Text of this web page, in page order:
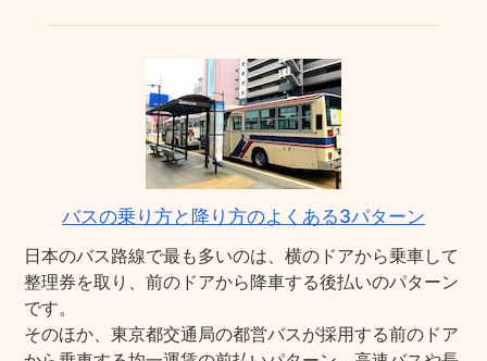
バスの乗り方と降り方のよくある3パターン
日本のバス路線で最も多いのは、横のドアから乗車して
整理券を取り、前のドアから降車する後払いのパターン
です。
そのほか、東京都交通局の都営バスが採用する前のドア